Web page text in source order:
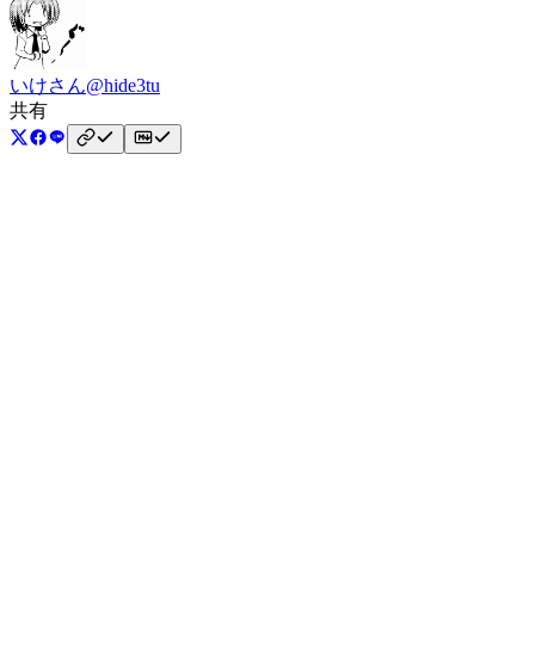
いけさん@hide3tu
共有